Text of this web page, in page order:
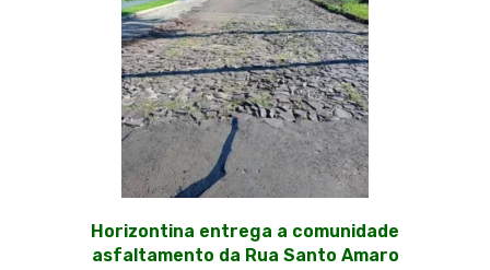
Horizontina entrega a comunidade
asfaltamento da Rua Santo Amaro